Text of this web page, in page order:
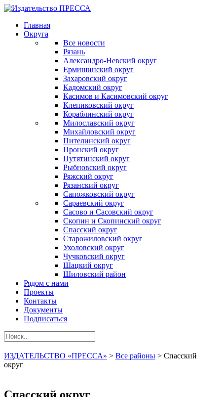
Главная
Округа
Все новости
Рязань
Александро-Невский округ
Ермишинский округ
Захаровский округ
Кадомский округ
Касимов и Касимовский округ
Клепиковский округ
Кораблинский округ
Милославский округ
Михайловский округ
Пителинский округ
Пронский округ
Путятинский округ
Рыбновский округ
Ряжский округ
Рязанский округ
Сапожковский округ
Сараевский округ
Сасово и Сасовский округ
Скопин и Скопинский округ
Спасский округ
Старожиловский округ
Ухоловский округ
Чучковский округ
Шацкий округ
Шиловский район
Рядом с нами
Проекты
Контакты
Документы
Подписаться
ИЗДАТЕЛЬСТВО «ПРЕССА» > Все районы > Спасский
округ